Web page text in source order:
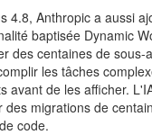
4.8, Anthropic a aussi
baptisée Dynamic
des centaines de sous-
les tâches
avant de les afficher.
des migrations de
code.